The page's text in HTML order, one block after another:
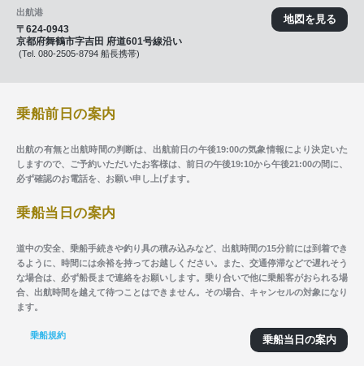
地図を見る
出航港
〒624-0943
京都府舞鶴市字吉田 府道601号線沿い
(Tel. 080-2505-8794 船長携帯)
乗船前日の案内
出航の有無と出航時間の判断は、出航前日の午後19:00の気象情報により決定いた
しますので、ご予約いただいたお客様は、前日の午後19:10から午後21:00の間に、
必ず確認のお電話を、お願い申し上げます。
乗船当日の案内
道中の安全、乗船手続きや釣り具の積み込みなど、出航時間の15分前には到着でき
るように、時間には余裕を持ってお越しください。また、交通停滞などで遅れそう
な場合は、必ず船長まで連絡をお願いします。乗り合いで他に乗船客がおられる場
合、出航時間を越えて待つことはできません。その場合、キャンセルの対象になり
ます。
乗船当日の案内
乗船規約